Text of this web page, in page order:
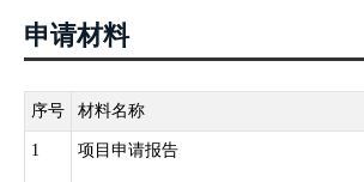
申请材料
序号 材料名称
1 项目申请报告